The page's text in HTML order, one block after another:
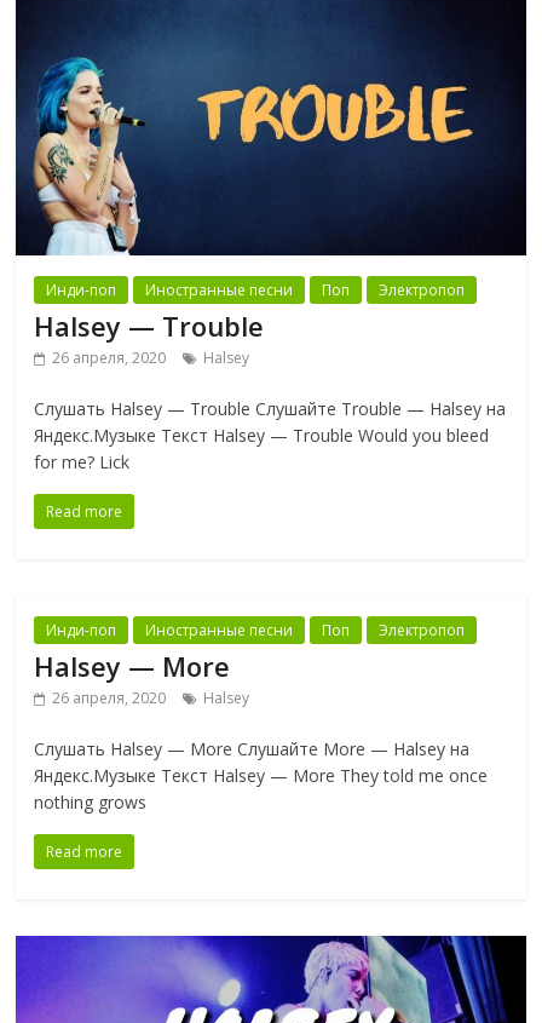
Инди-поп Иностранные песни Поп Электропоп
Halsey — Trouble
26 апреля, 2020 Halsey
Слушать Halsey — Trouble Слушайте Trouble — Halsey на
Яндекс.Музыке Текст Halsey — Trouble Would you bleed
for me? Lick
Read more
Инди-поп Иностранные песни Поп Электропоп
Halsey — More
26 апреля, 2020 Halsey
Слушать Halsey — More Слушайте More — Halsey на
Яндекс.Музыке Текст Halsey — More They told me once
nothing grows
Read more